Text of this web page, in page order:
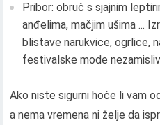
Pribor: obruč s sjajnim
anđelima, mačjim ušima ...
blistave narukvice, ogrlice,
festivalske mode
Ako niste sigurni hoće li vam
a nema vremena ni želje da